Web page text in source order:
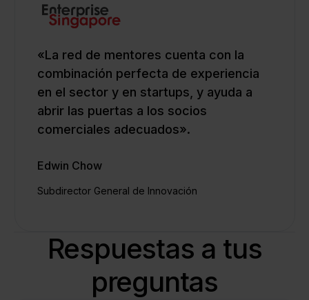
«La red de mentores cuenta con la
combinación perfecta de experiencia
en el sector y en startups, y ayuda a
abrir las puertas a los socios
comerciales adecuados».
Edwin Chow
Subdirector General de Innovación
Respuestas a tus
preguntas